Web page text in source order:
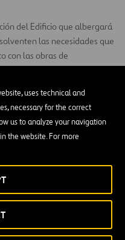
uses technical and
necessary for the correct
us to analyze your navigation
the website. For more
del Edificio que albergará
las necesidades que
con las obras de
Obras de
una de ellas con los
Centro de
de Voz/Datos y Cuadro
Sala Laboratorios y Sala
Despachos y Mirador